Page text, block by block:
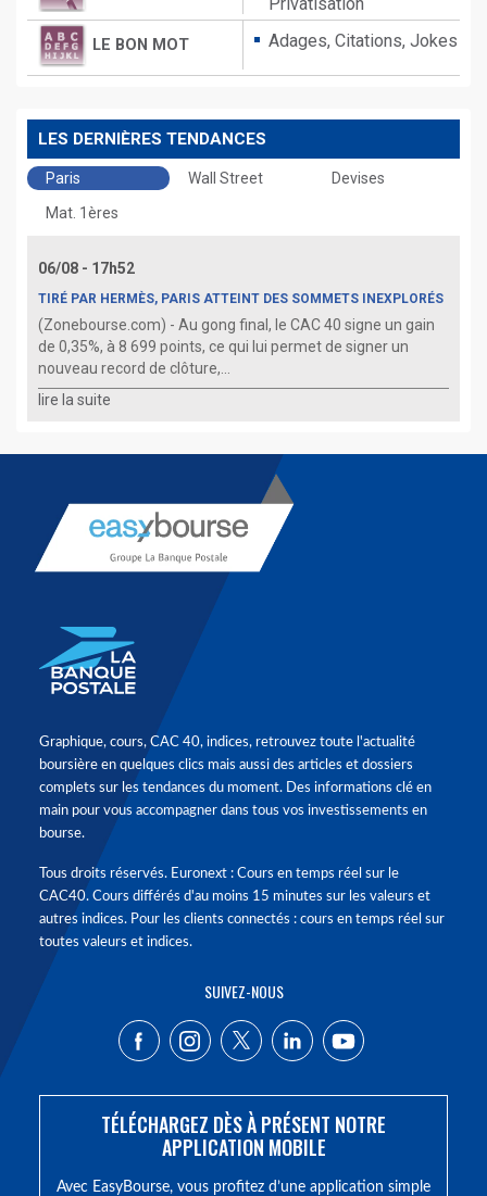
LE BON MOT Adages, Citations, Jokes
LES DERNIÈRES TENDANCES
Paris Wall Street
Devises
Mat. 1ères
06/08 - 17h52
TIRÉ PAR HERMÈS, PARIS ATTEINT DES SOMMETS INEXPLORÉS
(Zonebourse.com) - Au gong final, le CAC 40 signe un gain
de 0,35%, à 8 699 points, ce qui lui permet de signer un
nouveau record de clôture,...
lire la suite
Graphique, cours, CAC 40, indices, retrouvez toute l'actualité
boursière en quelques clics mais aussi des articles et dossiers
complets sur les tendances du moment. Des informations clé en
main pour vous accompagner dans tous vos investissements en
bourse.
Tous droits réservés. Euronext : Cours en temps réel sur le
CAC40. Cours différés d'au moins 15 minutes sur les valeurs et
autres indices. Pour les clients connectés : cours en temps réel sur
toutes valeurs et indices.
SUIVEZ-NOUS
TÉLÉCHARGEZ DÈS À PRÉSENT NOTRE
APPLICATION MOBILE
Avec EasyBourse, vous profitez d’une application simple